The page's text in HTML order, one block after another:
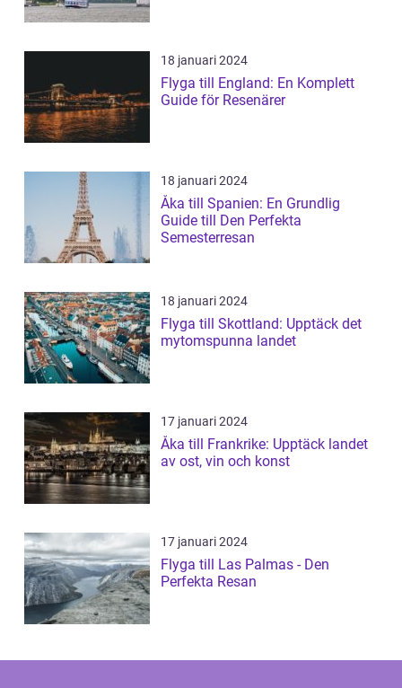
18 januari 2024
Flyga till England: En Komplett
Guide för Resenärer
18 januari 2024
Åka till Spanien: En Grundlig
Guide till Den Perfekta
Semesterresan
18 januari 2024
Flyga till Skottland: Upptäck det
mytomspunna landet
17 januari 2024
Åka till Frankrike: Upptäck landet
av ost, vin och konst
17 januari 2024
Flyga till Las Palmas - Den
Perfekta Resan